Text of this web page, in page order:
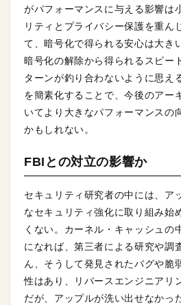
がパフォーマンスに与える影響は
リティとプライバシー保護を重ん
て、暗号化で得られる安心は大き
暗号化の解除から得られるスピー
ターンが釣り合わないように思え
を簡素化することで、今後のアー
いてより大きなパフォーマンスの
かもしれない。
FBIとの対立の影響か
セキュリティ研究者の中には、ア
なセキュリティ強化に取り組み始
くない。カーネル・キャッシュの
になれば、第三者による研究や調
ん、そうして発見されたバグや脆
性はあり、リバースエンジニアリ
だが、アップルが洗い出せなかっ